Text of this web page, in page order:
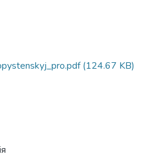
(124.67 KB)